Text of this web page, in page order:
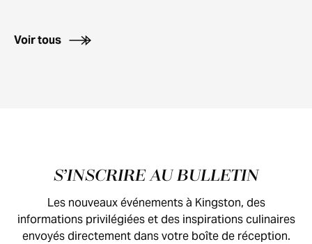
Voir tous
Pied de pageS’INSCRIRE AU BULLETIN
Les nouveaux événements à Kingston, des
informations privilégiées et des inspirations culinaires
envoyés directement dans votre boîte de réception.